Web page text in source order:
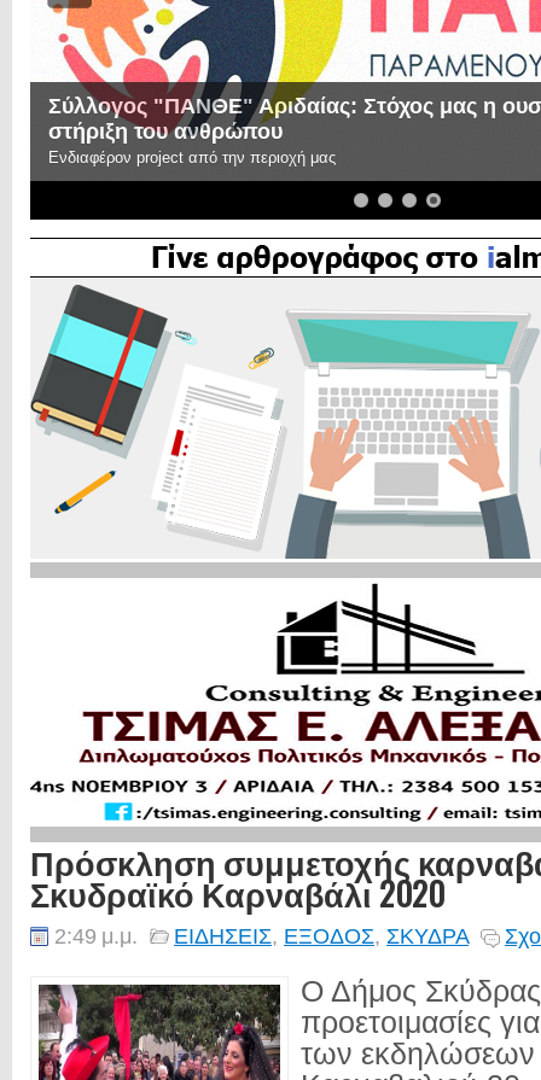
Σύλλογος "ΠΑΝΘΕ" Αριδαίας: Στόχος μας η
στήριξη του ανθρώπου
Ενδιαφέρον project από την περιοχή μας
Πρόσκληση συμμετοχής
Σκυδραϊκό Καρναβάλι 2020
2:49 μ.μ. ΕΙΔΗΣΕΙΣ, ΕΞΟΔΟΣ, ΣΚΥΔΡΑ
Ο Δήμος Σκύδρας
προετοιμασίες
των εκδηλώσεων